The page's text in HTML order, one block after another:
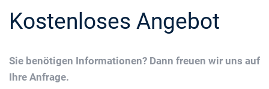
Kostenloses Angebot
Sie benötigen Informationen? Dann freuen wir uns auf
Ihre Anfrage.